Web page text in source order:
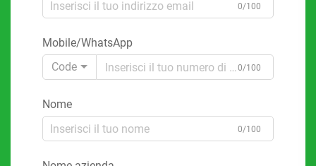
0/100
Mobile/WhatsApp
Code
0/100
Nome
0/100